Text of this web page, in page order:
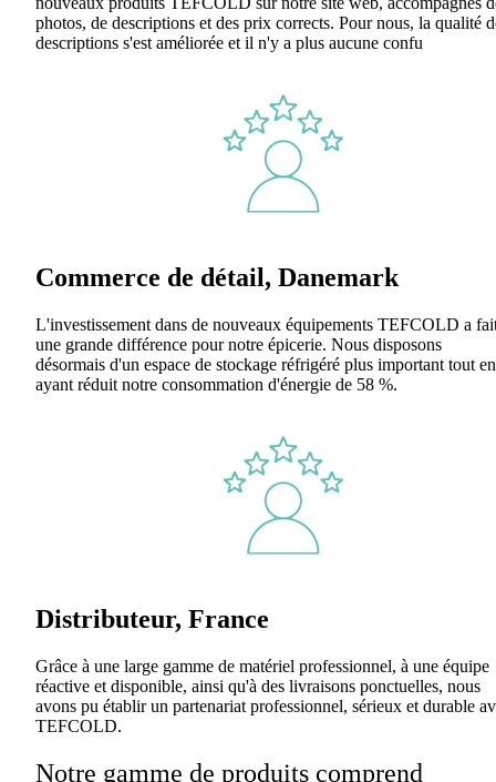
photos, de descriptions et des prix corrects. Pour nous, la qualité
descriptions s'est améliorée et il n'y a plus aucune confu
Commerce de détail, Danemark
L'investissement dans de nouveaux équipements TEFCOLD a
une grande différence pour notre épicerie. Nous disposons
désormais d'un espace de stockage réfrigéré plus important tout en
ayant réduit notre consommation d'énergie de 58 %.
Distributeur, France
Grâce à une large gamme de matériel professionnel, à une équipe
réactive et disponible, ainsi qu'à des livraisons ponctuelles, nous
avons pu établir un partenariat professionnel, sérieux et durable
TEFCOLD.
Notre gamme de produits comprend